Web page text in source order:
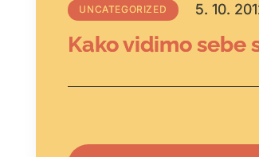
UNCATEGORIZED 5. 10.
Kako vidimo sebe